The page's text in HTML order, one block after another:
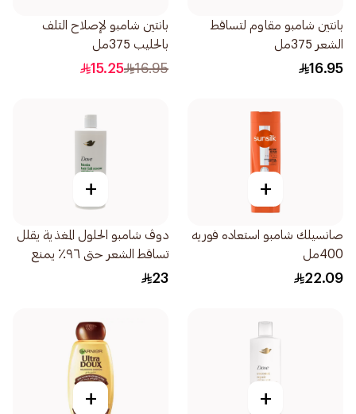
بانتين شامبو مقاوم لتساقط
الشعر 375مل
16.95
بانتين شامبو لإصلاح التلف
بالحليب 375مل
16.95
15.25
+
صانسيلك شامبو استعاده فوريه
400مل
22.09
+
دوڤ شامبو الحلول المغذية يقلل
تساقط الشعر حتى ٩٦٪ يمنع
لتساقط الشعر للشعر الضعيف و
23
+
+